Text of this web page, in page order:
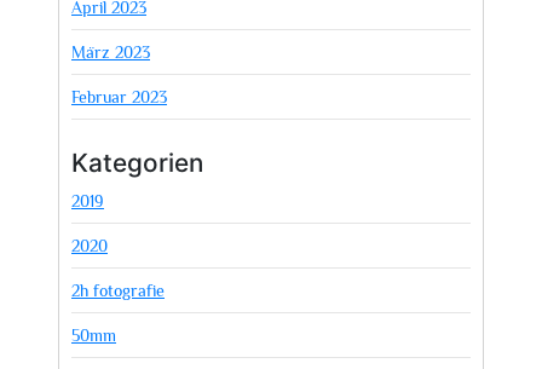
April 2023
März 2023
Februar 2023
Kategorien
2019
2020
2h fotografie
50mm